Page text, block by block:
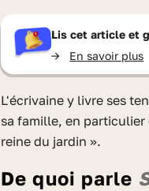
Lis cet article et
-> En savoir plus
L'écrivaine y livre ses tendres souvenirs à travers le portrait des membres de
sa famille, en particulier
reine du jardin ».
De quoi parle